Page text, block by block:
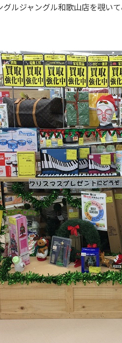
グルジャングル和歌山店を覗い